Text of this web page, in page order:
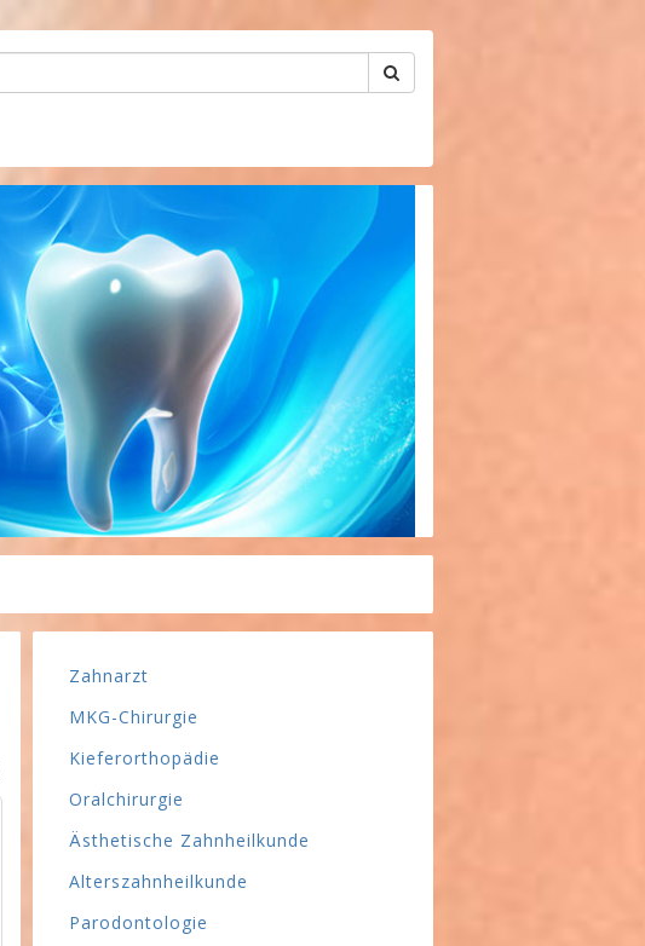
Zahnarzt
MKG-Chirurgie
Kieferorthopädie
Oralchirurgie
Ästhetische Zahnheilkunde
Alterszahnheilkunde
Parodontologie